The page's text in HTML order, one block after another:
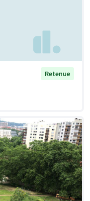
Retenue